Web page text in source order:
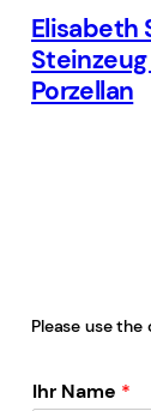
Elisabeth
Porzellan
Please use
Ihr Name *